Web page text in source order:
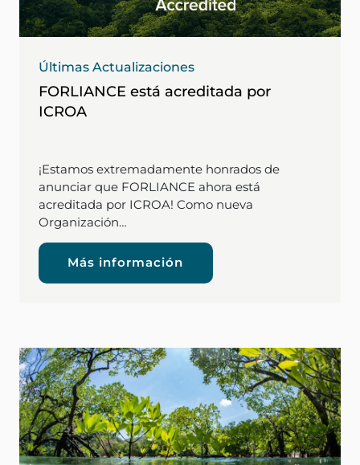
Últimas Actualizaciones
FORLIANCE está acreditada por
ICROA
¡Estamos extremadamente honrados de
anunciar que FORLIANCE ahora está
acreditada por ICROA! Como nueva
Organización…
Más información